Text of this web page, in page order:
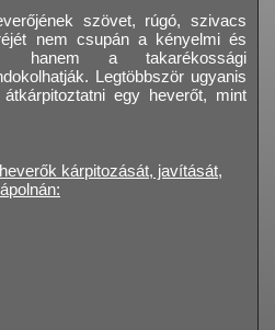
szövet, rúgó, szivacs
nem csupán a kényelmi és
hanem a takarékossági
Legtöbbször ugyanis
egy heverőt, mint
kárpitozását, javítását,